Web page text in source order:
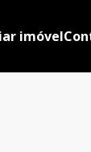
imóvel